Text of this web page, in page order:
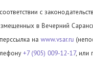
с
в Вечерний
на www.vsar.ru
+7 (905) 009-12-17, или